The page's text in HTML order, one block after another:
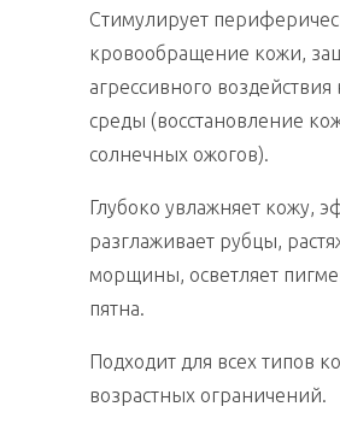
Стимулирует
кровообращение кожи,
агрессивного
среды (восстановление
солнечных ожогов).
Глубоко увлажняет кожу,
разглаживает рубцы,
морщины, осветляет
пятна.
Подходит для всех типов
возрастных ограничений.